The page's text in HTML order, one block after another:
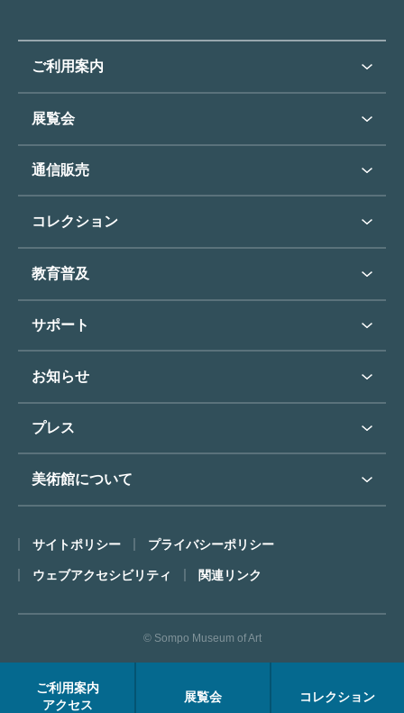
ご利用案内
アクセス
展覧会 コレクション
ご利用案内
ご利用案内トップ
開館時間・休館日
アクセス
団体のご利用について
バリアフリー／小さなお子様
フロアマップ
ミュージアムショップ
カフェ
展覧会
展覧会・イベントトップ
次回の展覧会
展覧会スケジュール
過去の展覧会
通信販売
通信販売トップ
コレクション
コレクショントップ
東郷青児
コレクションハイライト
教育普及
教育普及トップ
オンラインで美術鑑賞
博物館実習について
サポート
よくあるご質問
東郷⻘児作品著作権申請
お知らせ
お知らせトップ
プレス
プレスリリーストップ
美術館について
ごあいさつ
コンセプト
沿革
FACEアーカイブス
サイトポリシー プライバシーポリシー
ウェブアクセシビリティ 関連リンク
© Sompo Museum of Art